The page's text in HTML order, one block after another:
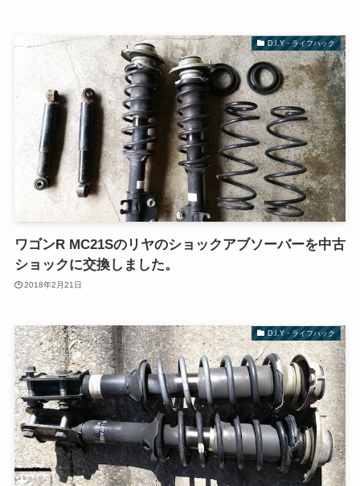
D.I.Y・ライフハック
ワゴンR MC21Sのリヤのショックアブソーバーを中古
ショックに交換しました。
2018年2月21日
D.I.Y・ライフハック